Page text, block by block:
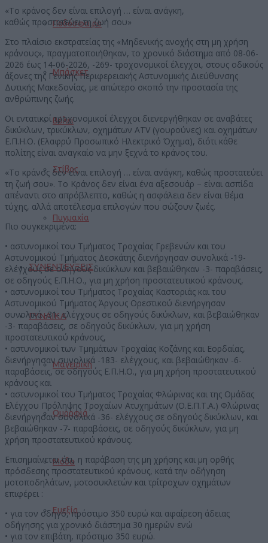
Ποδόσφαιρο
Μπάσκετ
Βόλεϊ
Στίβος
Πυγμαχία
ΣΥΝΕΝΤΕΥΞΕΙΣ
ΓΥΝΑΙΚΑ
Μαγειρική
Ομορφιά
Μόδα
Ευεξία
«To κράνος δεν είναι επιλογή … είναι ανάγκη,
καθώς προστατεύει τη ζωή σου»
Στο πλαίσιο εκστρατείας της «Μηδενικής ανοχής στη μη χρήση
κράνους», πραγματοποιήθηκαν, το χρονικό διάστημα από 08-06-
2026 έως 14-06-2026, -269- τροχονομικοί έλεγχοι, στους οδικούς
άξονες της Γενικής Περιφερειακής Αστυνομικής Διεύθυνσης
Δυτικής Μακεδονίας, με απώτερο σκοπό την προστασία της
ανθρώπινης ζωής.
Οι εντατικοί τροχονομικοί έλεγχοι διενεργήθηκαν σε αναβάτες
δικύκλων, τρικύκλων, οχημάτων ATV (γουρούνες) και οχημάτων
Ε.Π.Η.Ο. (Ελαφρύ Προσωπικό Ηλεκτρικό Όχημα), διότι κάθε
πολίτης είναι αναγκαίο να μην ξεχνά το κράνος του.
«Το κράνος δεν είναι επιλογή … είναι ανάγκη, καθώς προστατεύει
τη ζωή σου». Το Κράνος δεν είναι ένα αξεσουάρ – είναι ασπίδα
απέναντι στο απρόβλεπτο, καθώς η ασφάλεια δεν είναι θέμα
τύχης, αλλά αποτέλεσμα επιλογών που σώζουν ζωές.
Πιο συγκεκριμένα:
• αστυνομικοί του Τμήματος Τροχαίας Γρεβενών και του
Αστυνομικού Τμήματος Δεσκάτης διενήργησαν συνολικά -19-
ελέγχους σε οδηγούς δικύκλων και βεβαιώθηκαν -3- παραβάσεις,
σε οδηγούς Ε.Π.Η.Ο., για μη χρήση προστατευτικού κράνους,
• αστυνομικοί του Τμήματος Τροχαίας Καστοριάς και του
Αστυνομικού Τμήματος Άργους Ορεστικού διενήργησαν
συνολικά -31- ελέγχους σε οδηγούς δικύκλων, και βεβαιώθηκαν
-3- παραβάσεις, σε οδηγούς δικύκλων, για μη χρήση
προστατευτικού κράνους,
• αστυνομικοί των Τμημάτων Τροχαίας Κοζάνης και Εορδαίας,
διενήργησαν συνολικά -183- ελέγχους, και βεβαιώθηκαν -6-
παραβάσεις, σε οδηγούς Ε.Π.Η.Ο., για μη χρήση προστατευτικού
κράνους και
• αστυνομικοί του Τμήματος Τροχαίας Φλώρινας και της Ομάδας
Ελέγχου Πρόληψης Τροχαίων Ατυχημάτων (Ο.Ε.Π.Τ.Α.) Φλώρινας
διενήργησαν συνολικά -36- ελέγχους σε οδηγούς δικύκλων, και
βεβαιώθηκαν -7- παραβάσεις, σε οδηγούς δικύκλων, για μη
χρήση προστατευτικού κράνους.
Επισημαίνεται ότι, η παράβαση της μη χρήσης και μη ορθής
πρόσδεσης προστατευτικού κράνους, κατά την οδήγηση
μοτοποδηλάτων, μοτοσυκλετών και τρίτροχων οχημάτων
επιφέρει :
• για τον οδηγό, πρόστιμο 350 ευρώ και αφαίρεση άδειας
οδήγησης για χρονικό διάστημα 30 ημερών ενώ
• για τον επιβάτη, πρόστιμο 350 ευρώ.